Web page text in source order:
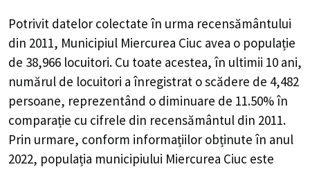
Potrivit datelor colectate în urma recensământului
din 2011, Municipiul Miercurea Ciuc avea o populație
de 38,966 locuitori. Cu toate acestea, în ultimii 10 ani,
numărul de locuitori a înregistrat oscădere de 4,482
persoane, reprezentând o diminuare de 11.50%în
comparație cu cifrele din recensământul din 2011.
Prin urmare, conform informațiilor obținute în anul
2022, populația municipiului Miercurea Ciuc este